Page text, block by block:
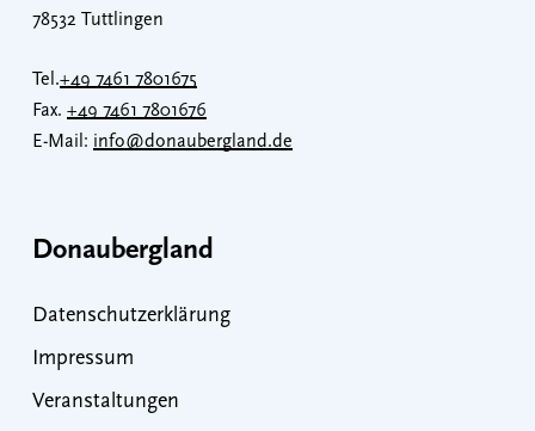
78532 Tuttlingen
Tel.+49 7461 7801675
Fax. +49 7461 7801676
E-Mail: info@donaubergland.de
Donaubergland
Datenschutzerklärung
Impressum
Veranstaltungen